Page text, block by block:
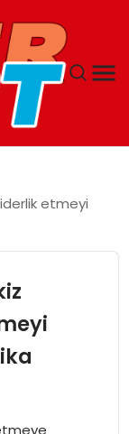
etmeyi